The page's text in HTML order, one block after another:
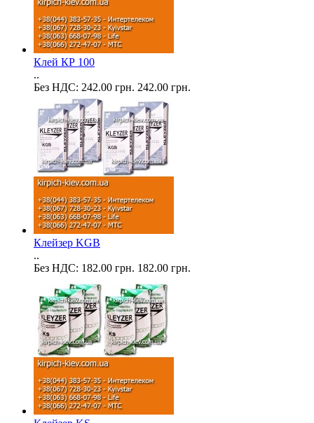
Клей КР 100
..
Без НДС: 242.00 грн. 242.00 грн.
Клейзер KGB
..
Без НДС: 182.00 грн. 182.00 грн.